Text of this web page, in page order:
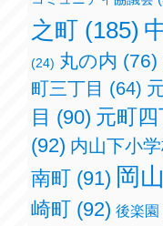
之町(185)
(24) 丸の内 (76)
町三丁目 (64)
目 (90) 元町四
(92) 内山下小
南町(91) 岡
崎町(92) 後楽園